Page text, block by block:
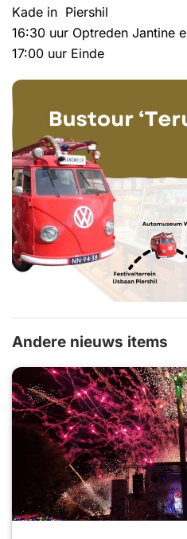
Kade in Piershil
16:30 uur Optreden Jantine
17:00 uur Einde
Andere nieuws items